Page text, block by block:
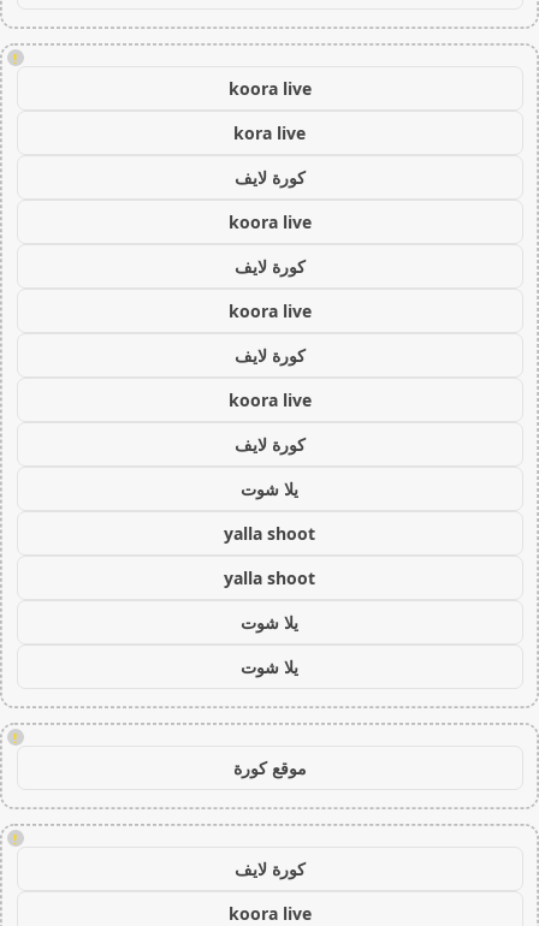
!
koora live
kora live
كورة لايف
koora live
كورة لايف
koora live
كورة لايف
koora live
كورة لايف
يلا شوت
yalla shoot
yalla shoot
يلا شوت
يلا شوت
!
موقع كورة
!
كورة لايف
koora live